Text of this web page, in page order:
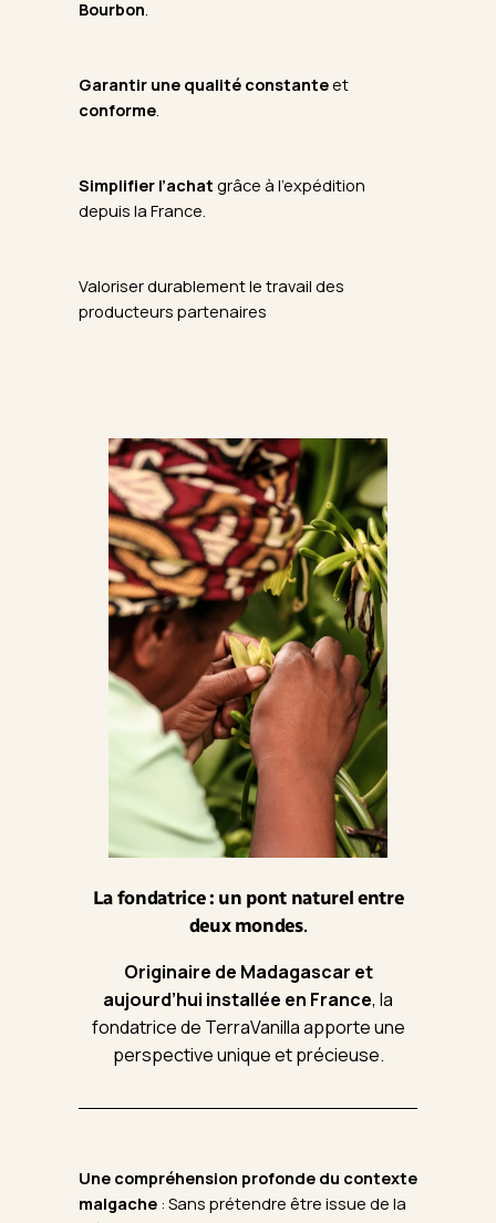
Bourbon.
Garantir une qualité constanteet
conforme.
Simplifier l’achat grâce à l’expédition
depuis la France.
Valoriser durablement le travail des
producteurs partenaires
La fondatrice : un pont naturel entre
deux mondes.
Originaire de Madagascar et
aujourd’hui installée en France, la
fondatrice de TerraVanilla apporte une
perspective unique et précieuse.
Une compréhension profonde du contexte
malgache: Sans prétendre être issue de la